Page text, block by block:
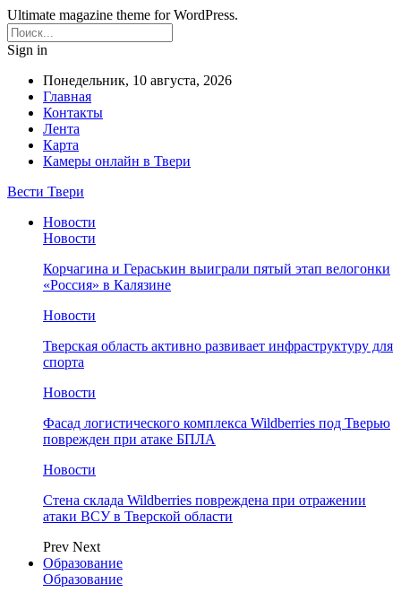
Ultimate magazine theme for WordPress.
Sign in
Понедельник, 10 августа, 2026
Главная
Контакты
Лента
Карта
Камеры онлайн в Твери
Вести Твери
Новости
Новости
Корчагина и Гераськин выиграли пятый этап велогонки
«Россия» в Калязине
Новости
Тверская область активно развивает инфраструктуру для
спорта
Новости
Фасад логистического комплекса Wildberries под Тверью
поврежден при атаке БПЛА
Новости
Стена склада Wildberries повреждена при отражении
атаки ВСУ в Тверской области
Prev Next
Образование
Образование